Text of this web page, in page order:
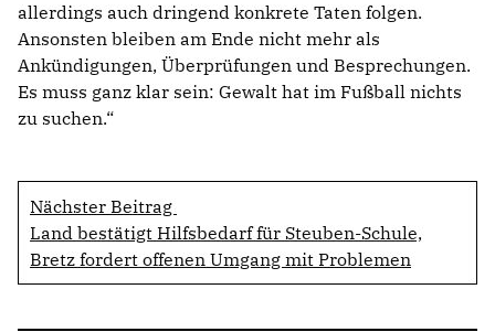
allerdings auch dringend konkrete Taten folgen.
Ansonsten bleiben am Ende nicht mehr als
Ankündigungen, Überprüfungen und Besprechungen.
Es muss ganz klar sein: Gewalt hat im Fußball nichts
zu suchen.“
Nächster Beitrag
Land bestätigt Hilfsbedarf für Steuben-Schule,
Bretz fordert offenen Umgang mit Problemen